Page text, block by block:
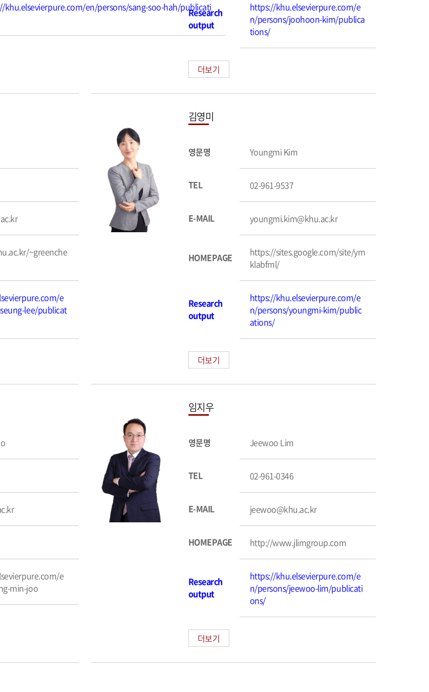
khu.elsevierpure.com/en/persons/sang-soo-hah/publicati
Research
output
https://khu.elsevierpure.com/e
n/persons/joohoon-kim/publica
tions/
더보기
~greenche
e
lee/publicat
김영미
영문명 Youngmi Kim
TEL 02-961-9537
E-MAIL youngmi.kim@khu.ac.kr
HOMEPAGE
https://sites.google.com/site/ym
klabfml/
Research
output
https://khu.elsevierpure.com/e
n/persons/youngmi-kim/public
ations/
더보기
e
min-joo
임지우
영문명 Jeewoo Lim
TEL 02-961-0346
E-MAIL jeewoo@khu.ac.kr
HOMEPAGE http://www.jlimgroup.com
Research
output
https://khu.elsevierpure.com/e
n/persons/jeewoo-lim/publicati
ons/
더보기